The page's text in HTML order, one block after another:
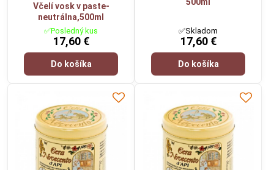
Včelí vosk v paste-
neutrálna,500ml
✅Posledný kus
17,60 €
Do košíka
500ml
✅Skladom
17,60 €
Do košíka